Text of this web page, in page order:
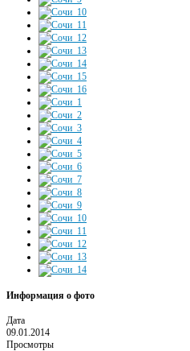
Информация о фото
Дата
09.01.2014
Просмотры